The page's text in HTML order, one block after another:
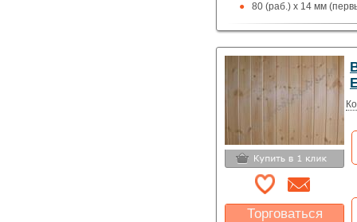
80 (раб.) х 14 мм
Торговаться